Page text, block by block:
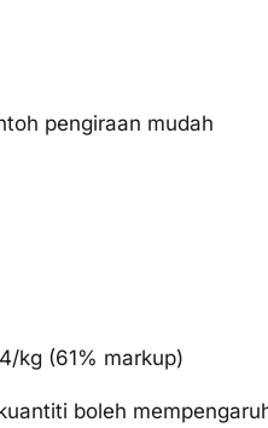
pengiraan mudah
kg (61% markup)
boleh